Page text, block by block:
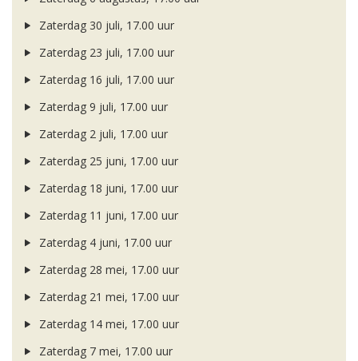
Zaterdag 30 juli, 17.00 uur
Zaterdag 23 juli, 17.00 uur
Zaterdag 16 juli, 17.00 uur
Zaterdag 9 juli, 17.00 uur
Zaterdag 2 juli, 17.00 uur
Zaterdag 25 juni, 17.00 uur
Zaterdag 18 juni, 17.00 uur
Zaterdag 11 juni, 17.00 uur
Zaterdag 4 juni, 17.00 uur
Zaterdag 28 mei, 17.00 uur
Zaterdag 21 mei, 17.00 uur
Zaterdag 14 mei, 17.00 uur
Zaterdag 7 mei, 17.00 uur